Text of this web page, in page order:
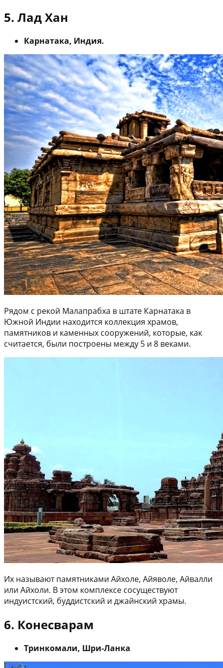
5. Лад Хан
Карнатака, Индия.
Рядом с рекой Малапрабха в штате Карнатака в
Южной Индии находится коллекция храмов,
памятников и каменных сооружений, которые, как
считается, были построены между 5 и 8 веками.
Их называют памятниками Айхоле, Айяволе, Айвалли
или Айхоли. В этом комплексе сосуществуют
индуистский, буддистский и джайнский храмы.
6. Конесварам
Тринкомали, Шри-Ланка